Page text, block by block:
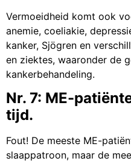
Vermoeidheid komt ook
anemie, coeliakie,
kanker, Sjögren en
en ziektes, waaronder de
kankerbehandeling.
Nr. 7: ME-
tijd.
Fout! De meeste ME-
slaappatroon, maar de